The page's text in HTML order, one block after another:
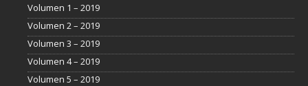
Volumen 1 – 2019
Volumen 2 – 2019
Volumen 3 – 2019
Volumen 4 – 2019
Volumen 5 – 2019